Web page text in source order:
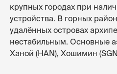
крупных городах при
устройства. В горных
удалённых островах
нестабильным. Основные
Ханой (HAN), Хошимин